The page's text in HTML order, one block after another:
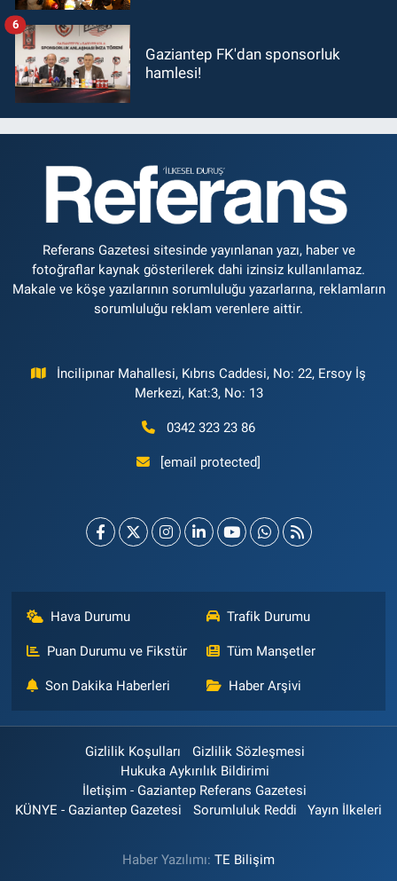
Gaziantep FK'dan sponsorluk
hamlesi!
6
Referans Gazetesi sitesinde yayınlanan yazı, haber ve
fotoğraflar kaynak gösterilerek dahi izinsiz kullanılamaz.
Makale ve köşe yazılarının sorumluluğu yazarlarına, reklamların
sorumluluğu reklam verenlere aittir.
İncilipınar Mahallesi, Kıbrıs Caddesi, No: 22, Ersoy İş
Merkezi, Kat:3, No: 13
0342 323 23 86
[email protected]
Hava Durumu Trafik Durumu
Puan Durumu ve Fikstür Tüm Manşetler
Son Dakika Haberleri Haber Arşivi
Gizlilik Koşulları
Gizlilik Sözleşmesi
Hukuka Aykırılık Bildirimi
İletişim - Gaziantep Referans Gazetesi
KÜNYE - Gaziantep Gazetesi
Sorumluluk Reddi Yayın İlkeleri
Haber Yazılımı: TE Bilişim